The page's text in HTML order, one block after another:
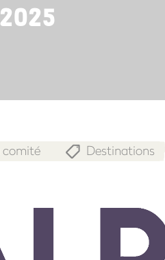
Destinations